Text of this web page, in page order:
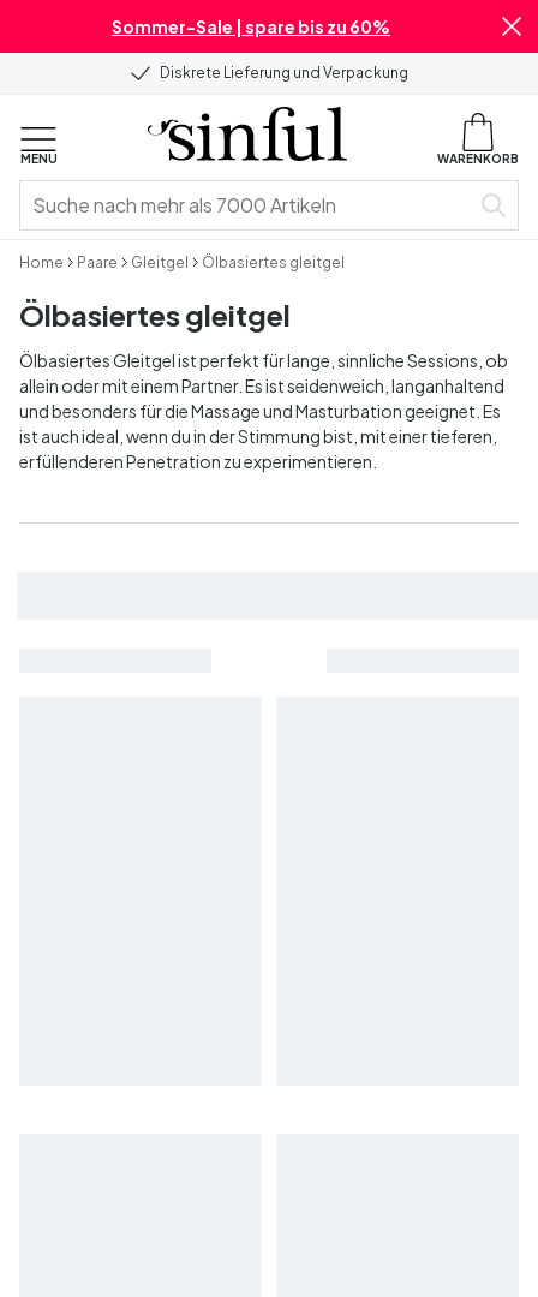
Sommer-Sale | spare bis zu 60%
Diskrete Lieferung und Verpackung
MENU WARENKORB
Home Paare Gleitgel Ölbasiertes gleitgel
Ölbasiertes gleitgel
Ölbasiertes Gleitgel ist perfekt für lange, sinnliche Sessions, ob
allein oder mit einem Partner. Es ist seidenweich, langanhaltend
und besonders für die Massage und Masturbation geeignet. Es
ist auch ideal, wenn du in der Stimmung bist, mit einer tieferen,
erfüllenderen Penetration zu experimentieren.